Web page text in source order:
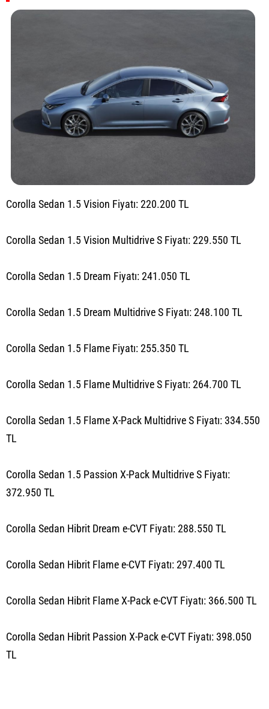
Corolla Sedan 1.5 Vision Fiyatı: 220.200 TL
Corolla Sedan 1.5 Vision Multidrive S Fiyatı: 229.550 TL
Corolla Sedan 1.5 Dream Fiyatı: 241.050 TL
Corolla Sedan 1.5 Dream Multidrive S Fiyatı: 248.100 TL
Corolla Sedan 1.5 Flame Fiyatı: 255.350 TL
Corolla Sedan 1.5 Flame Multidrive S Fiyatı: 264.700 TL
Corolla Sedan 1.5 Flame X-Pack Multidrive S Fiyatı: 334.550
TL
Corolla Sedan 1.5 Passion X-Pack Multidrive S Fiyatı:
372.950 TL
Corolla Sedan Hibrit Dream e-CVT Fiyatı: 288.550 TL
Corolla Sedan Hibrit Flame e-CVT Fiyatı: 297.400 TL
Corolla Sedan Hibrit Flame X-Pack e-CVT Fiyatı: 366.500 TL
Corolla Sedan Hibrit Passion X-Pack e-CVT Fiyatı: 398.050
TL